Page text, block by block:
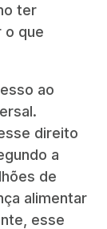
ter
o que
ao
direito
a
de
alimentar
esse